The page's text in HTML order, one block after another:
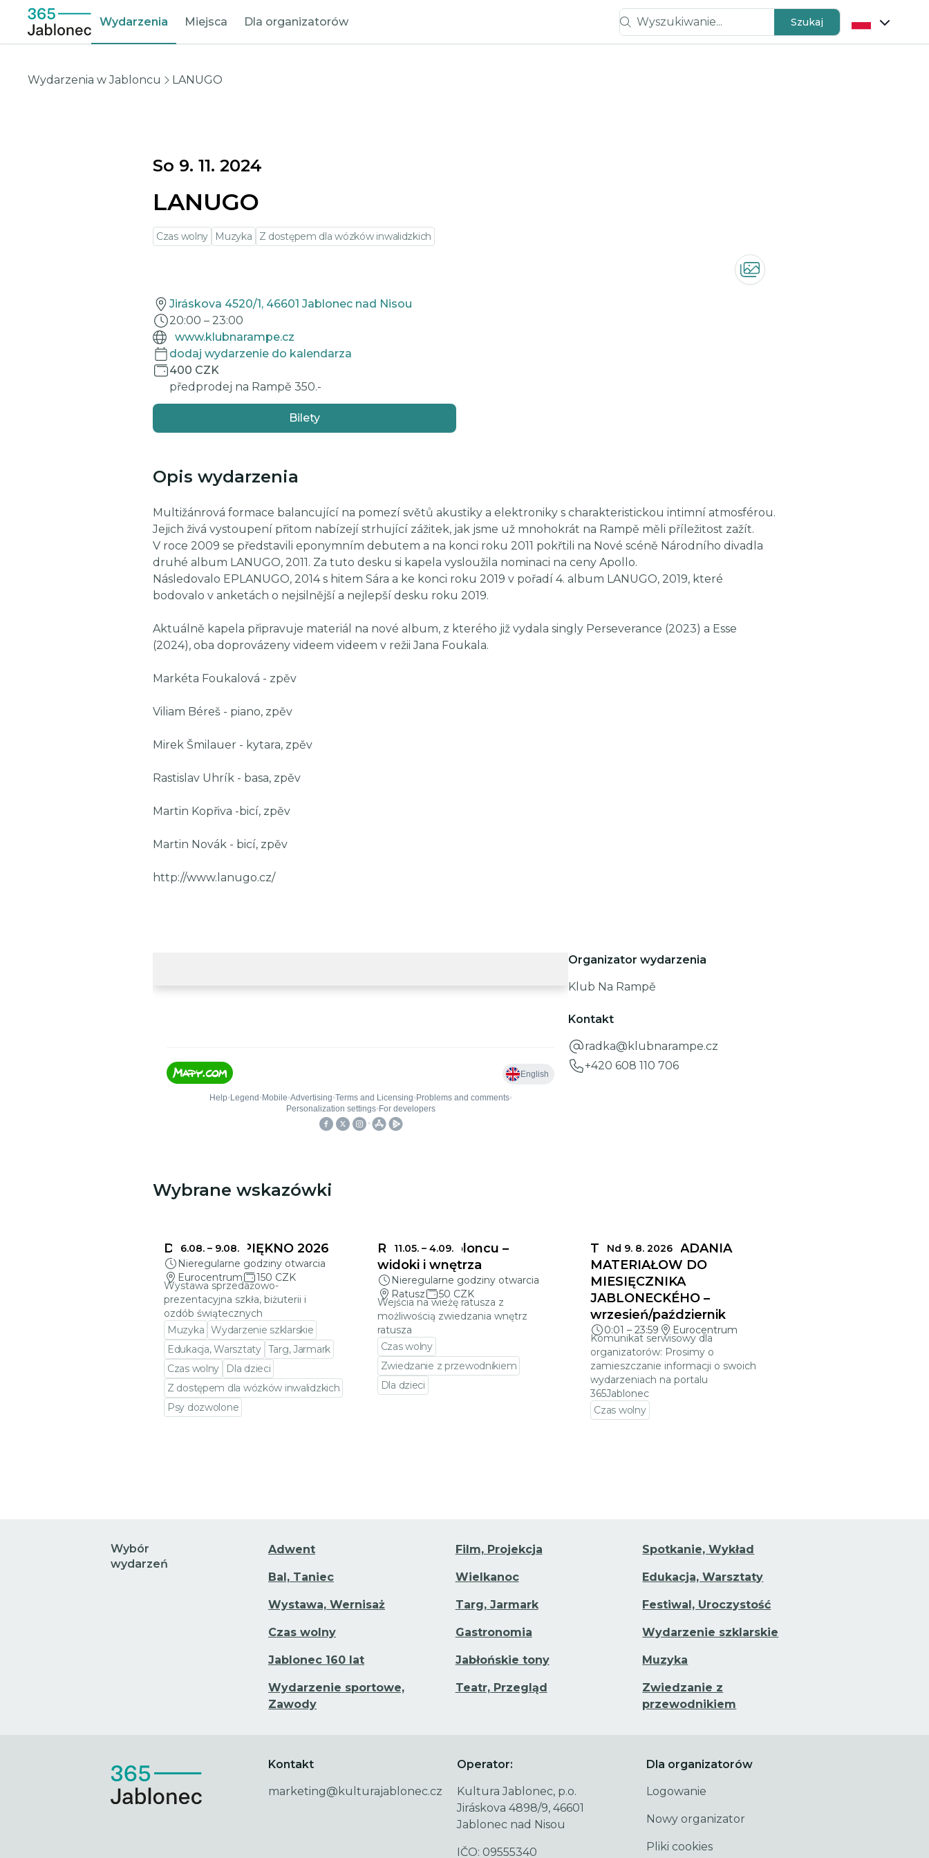
Wydarzenia Miejsca Dla organizatorów
Wyszukiwanie...
Szukaj
Wydarzenia w Jabloncu LANUGO
So 9. 11. 2024
LANUGO
Czas wolny Muzyka Z dostępem dla wózków inwalidzkich
Jiráskova 4520/1, 46601 Jablonec nad Nisou
20:00 – 23:00
www.klubnarampe.cz
dodaj wydarzenie do kalendarza
400 CZK
předprodej na Rampě 350.-
Bilety
Opis wydarzenia
Multižánrová formace balancující na pomezí světů akustiky a elektroniky s charakteristickou intimní atmosférou.
Jejich živá vystoupení přitom nabízejí strhující zážitek, jak jsme už mnohokrát na Rampě měli příležitost zažít.
V roce 2009 se představili eponymním debutem a na konci roku 2011 pokřtili na Nové scéně Národního divadla
druhé album LANUGO, 2011. Za tuto desku si kapela vysloužila nominaci na ceny Apollo.
Následovalo EPLANUGO, 2014 s hitem Sára a ke konci roku 2019 v pořadí 4. album LANUGO, 2019, které
bodovalo v anketách o nejsilnější a nejlepší desku roku 2019.
Aktuálně kapela připravuje materiál na nové album, z kterého již vydala singly Perseverance (2023) a Esse
(2024), oba doprovázeny videem videem v režii Jana Foukala.
Markéta Foukalová - zpěv
Viliam Béreš - piano, zpěv
Mirek Šmilauer - kytara, zpěv
Rastislav Uhrík - basa, zpěv
Martin Kopřiva -bicí, zpěv
Martin Novák - bicí, zpěv
http://www.lanugo.cz/
Organizator wydarzenia
Klub Na Rampě
Kontakt
radka@klubnarampe.cz
+420 608 110 706
Wybrane wskazówki
6.08. – 9.08.
DELIKATNE PIĘKNO 2026
Nieregularne godziny otwarcia
Eurocentrum
150 CZK
Wystawa sprzedażowo-
prezentacyjna szkła, biżuterii i
ozdób świątecznych
Muzyka Wydarzenie szklarskie
Edukacja, Warsztaty Targ, Jarmark
Czas wolny
Dla dzieci
Z dostępem dla wózków inwalidzkich
Psy dozwolone
11.05. – 4.09.
Ratusz w Jabloncu –
widoki i wnętrza
Nieregularne godziny otwarcia
Ratusz
50 CZK
Wejścia na wieżę ratusza z
możliwością zwiedzania wnętrz
ratusza
Czas wolny
Zwiedzanie z przewodnikiem
Dla dzieci
Nd 9. 8. 2026
TERMINY SKŁADANIA
MATERIAŁÓW DO
MIESIĘCZNIKA
JABLONECKÉHO –
wrzesień/październik
0:01 – 23:59 Eurocentrum
Komunikat serwisowy dla
organizatorów: Prosimy o
zamieszczanie informacji o swoich
wydarzeniach na portalu
365Jablonec
Czas wolny
Wybór
wydarzeń
Adwent Film, Projekcja Spotkanie, Wykład
Bal, Taniec Wielkanoc Edukacja, Warsztaty
Wystawa, Wernisaż Targ, Jarmark Festiwal, Uroczystość
Czas wolny Gastronomia Wydarzenie szklarskie
Jablonec 160 lat Jabłońskie tony Muzyka
Wydarzenie sportowe,
Zawody
Teatr, Przegląd
Zwiedzanie z
przewodnikiem
Kontakt
marketing@kulturajablonec.cz
Operator:
Kultura Jablonec, p.o.
Jiráskova 4898/9, 46601
Jablonec nad Nisou
IČO: 09555340
Dla organizatorów
Logowanie
Nowy organizator
Pliki cookies